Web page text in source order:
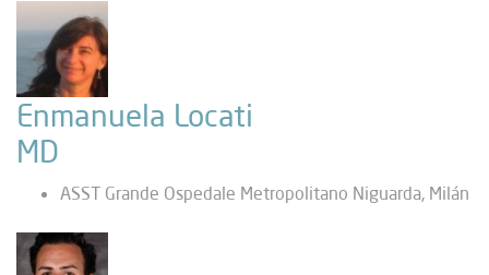
Enmanuela Locati
MD
ASST Grande Ospedale Metropolitano Niguarda, Milán